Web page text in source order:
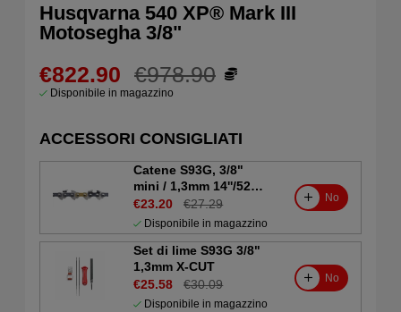
Husqvarna 540 XP® Mark III
Motosegha 3/8"
€978.90
€822.90
Disponibile in magazzino
ACCESSORI CONSIGLIATI
Catene S93G, 3/8"
mini / 1,3mm 14''/52DL
X-CUT
€23.20 €27.29
Disponibile in magazzino
No
Set di lime S93G 3/8"
1,3mm X-CUT
€25.58
€30.09
Disponibile in magazzino
No